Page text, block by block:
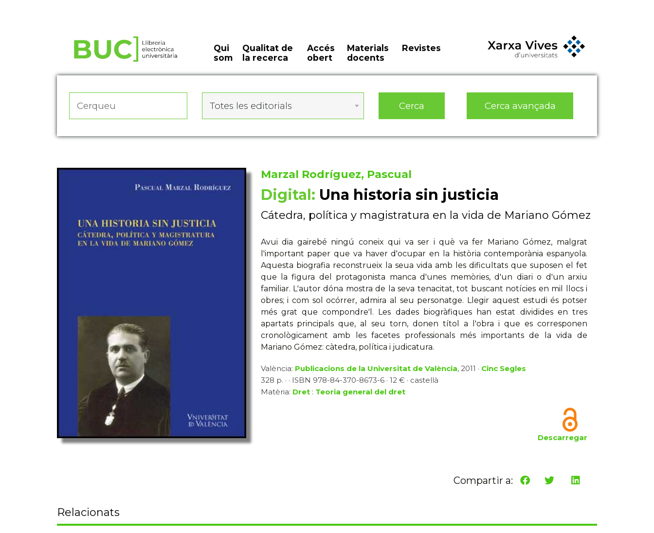
Qui
som
Qualitat de
la recerca
Accés
obert
Materials
docents
Revistes
Totes les editorials Cerca Cerca avançada
Marzal Rodríguez, Pascual
Digital: Una historia sin justicia
Cátedra, política y magistratura en la vida de Mariano Gómez
Avui dia gairebé ningú coneix qui va ser i què va fer Mariano Gómez, malgrat
l'important paper que va haver d'ocupar en la història contemporània espanyola.
Aquesta biografia reconstrueix la seua vida amb les dificultats que suposen el fet
que la figura del protagonista manca d'unes memòries, d'un diari o d'un arxiu
familiar. L'autor dóna mostra de la seva tenacitat, tot buscant notícies en mil llocs i
obres; i com sol ocórrer, admira al seu personatge. Llegir aquest estudi és potser
més grat que compondre'l. Les dades biogràfiques han estat dividides en tres
apartats principals que, al seu torn, donen títol a l'obra i que es corresponen
cronològicament amb les facetes professionals més importants de la vida de
Mariano Gómez: càtedra, política i judicatura.
València: Publicacions de la Universitat de València, 2011 · Cinc Segles
328 p. · · ISBN 978-84-370-8673-6 · 12 € · castellà
Matèria: Dret: Teoria general del dret
Descarregar
Compartir a:
Relacionats